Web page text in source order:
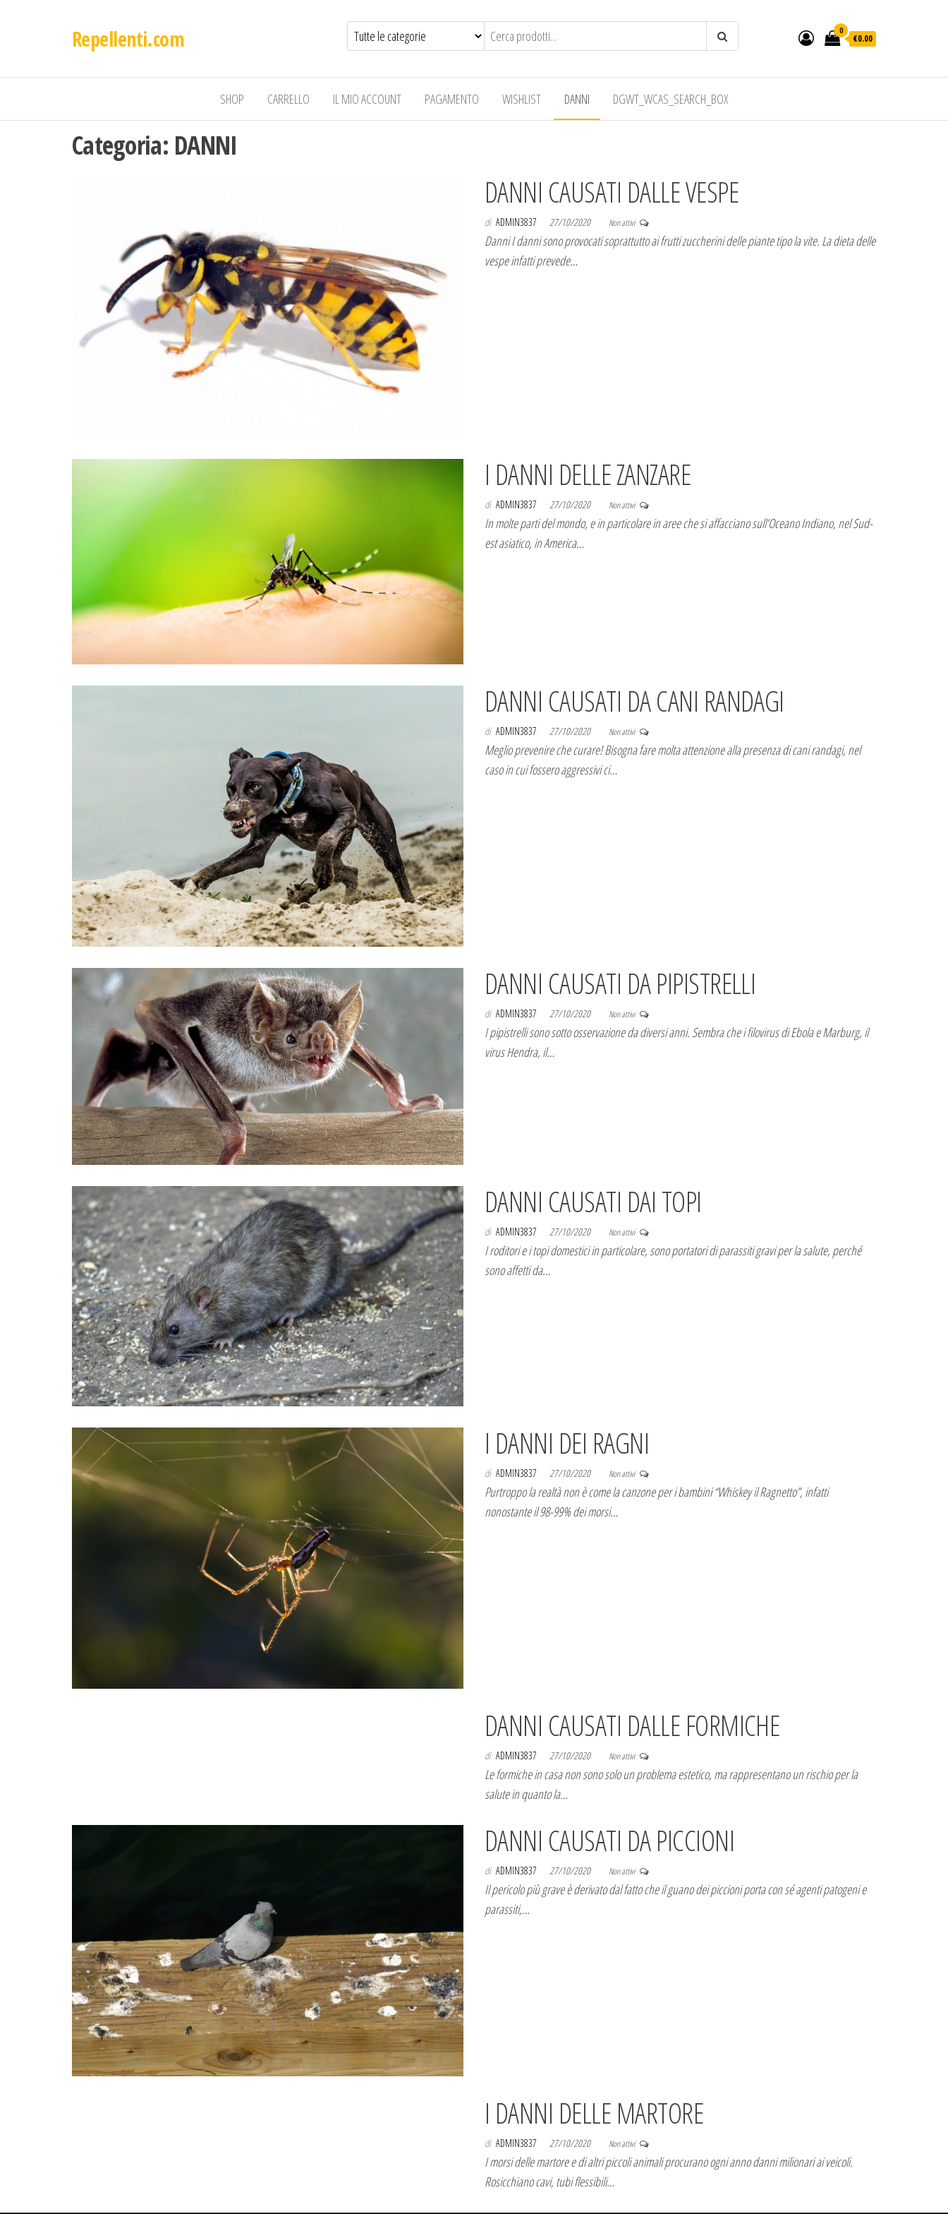
Repellenti.com 0
€0.00
SHOP CARRELLO IL MIO ACCOUNT PAGAMENTO WISHLIST DANNI DGWT_WCAS_SEARCH_BOX
Categoria: DANNI
DANNI CAUSATI DALLE VESPE
di ADMIN3837 27/10/2020 Non attivi
Danni I danni sono provocati soprattutto ai frutti zuccherini delle piante tipo la vite. La dieta delle
vespe infatti prevede…
I DANNI DELLE ZANZARE
di ADMIN3837 27/10/2020 Non attivi
In molte parti del mondo, e in particolare in aree che si affacciano sull’Oceano Indiano, nel Sud-
est asiatico, in America…
DANNI CAUSATI DA CANI RANDAGI
di ADMIN3837 27/10/2020 Non attivi
Meglio prevenire che curare! Bisogna fare molta attenzione alla presenza di cani randagi, nel
caso in cui fossero aggressivi ci…
DANNI CAUSATI DA PIPISTRELLI
di ADMIN3837 27/10/2020 Non attivi
I pipistrelli sono sotto osservazione da diversi anni. Sembra che i filovirus di Ebola e Marburg, il
virus Hendra, il…
DANNI CAUSATI DAI TOPI
di ADMIN3837 27/10/2020 Non attivi
I roditori e i topi domestici in particolare, sono portatori di parassiti gravi per la salute, perché
sono affetti da…
I DANNI DEI RAGNI
di ADMIN3837 27/10/2020 Non attivi
Purtroppo la realtà non è come la canzone per i bambini “Whiskey il Ragnetto”, infatti
nonostante il 98-99% dei morsi…
DANNI CAUSATI DALLE FORMICHE
di ADMIN3837 27/10/2020 Non attivi
Le formiche in casa non sono solo un problema estetico, ma rappresentano un rischio per la
salute in quanto la…
DANNI CAUSATI DA PICCIONI
di ADMIN3837 27/10/2020 Non attivi
Il pericolo più grave è derivato dal fatto che il guano dei piccioni porta con sé agenti patogeni e
parassiti,…
I DANNI DELLE MARTORE
di ADMIN3837 27/10/2020 Non attivi
I morsi delle martore e di altri piccoli animali procurano ogni anno danni milionari ai veicoli.
Rosicchiano cavi, tubi flessibili…